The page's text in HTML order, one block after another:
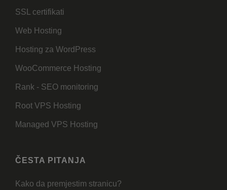
SSL certifikati
Web Hosting
Hosting za WordPress
WooCommerce Hosting
Rank - SEO monitoring
Root VPS Hosting
Managed VPS Hosting
ČESTA PITANJA
Kako da premjestim stranicu?